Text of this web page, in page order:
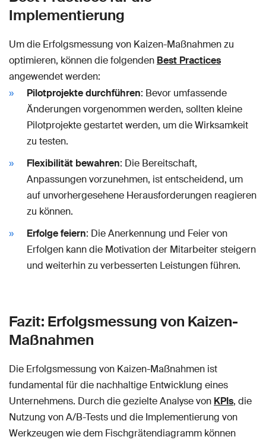
Implementierung
Um die Erfolgsmessung von Kaizen-Maßnahmen zu
optimieren, können die folgenden Best Practices
angewendet werden:
Pilotprojekte durchführen: Bevor umfassende
Änderungen vorgenommen werden, sollten kleine
Pilotprojekte gestartet werden, um die Wirksamkeit
zu testen.
Flexibilität bewahren: Die Bereitschaft,
Anpassungen vorzunehmen, ist entscheidend, um
auf unvorhergesehene Herausforderungen reagieren
zu können.
Erfolge feiern: Die Anerkennung und Feier von
Erfolgen kann die Motivation der Mitarbeiter steigern
und weiterhin zu verbesserten Leistungen führen.
Fazit: Erfolgsmessung von Kaizen-
Maßnahmen
Die Erfolgsmessung von Kaizen-Maßnahmen ist
fundamental für die nachhaltige Entwicklung eines
Unternehmens. Durch die gezielte Analyse von KPIs, die
Nutzung von A/B-Tests und die Implementierung von
Werkzeugen wie dem Fischgrätendiagramm können